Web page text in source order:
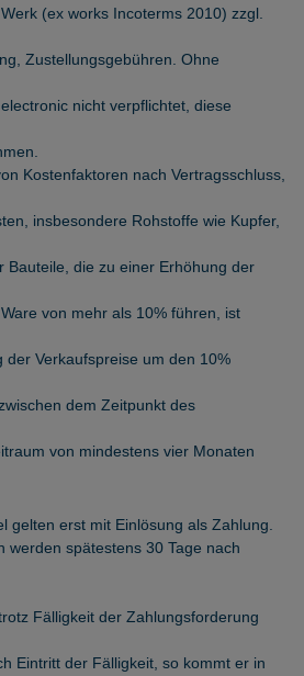
(ex works Incoterms 2010) zzgl.
Zustellungsgebühren. Ohne
nicht verpflichtet, diese
Kostenfaktoren nach Vertragsschluss,
insbesondere Rohstoffe wie Kupfer,
Bauteile, die zu einer Erhöhung der
von mehr als 10% führen, ist
der Verkaufspreise um den 10%
dem Zeitpunkt des
von mindestens vier Monaten
gelten erst mit Einlösung als Zahlung.
werden spätestens 30 Tage nach
Fälligkeit der Zahlungsforderung
Eintritt der Fälligkeit, so kommt er in